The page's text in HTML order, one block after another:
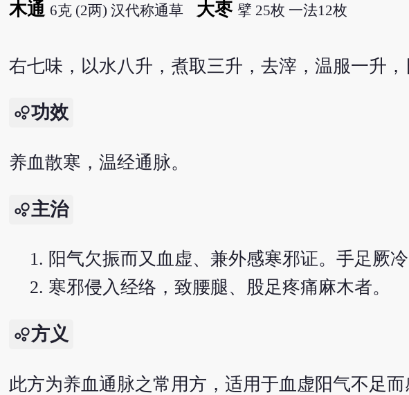
木通 6克 (2两) 汉代称通草 大枣 擘 25枚 一法12枚
右七味，以水八升，煮取三升，去滓，温服一升，
功效
养血散寒，温经通脉。
主治
阳气欠振而又血虚、兼外感寒邪证。手足厥
寒邪侵入经络，致腰腿、股足疼痛麻木者。
方义
此方为养血通脉之常用方，适用于血虚阳气不足